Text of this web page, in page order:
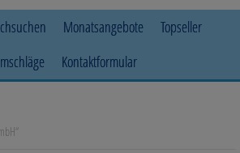
Monatsangebote
Topseller
Kontaktformular